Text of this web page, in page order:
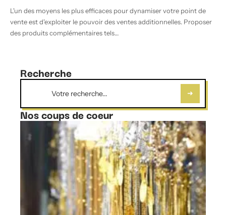
L'un des moyens les plus efficaces pour dynamiser votre point de
vente est d'exploiter le pouvoir des ventes additionnelles. Proposer
des produits complémentaires tels…
Recherche
Nos coups de coeur